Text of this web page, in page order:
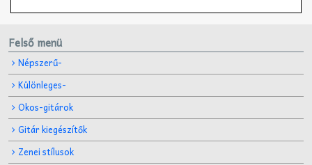
Felső menü
Népszerű-
Különleges-
Okos-gitárok
Gitár kiegészítők
Zenei stílusok